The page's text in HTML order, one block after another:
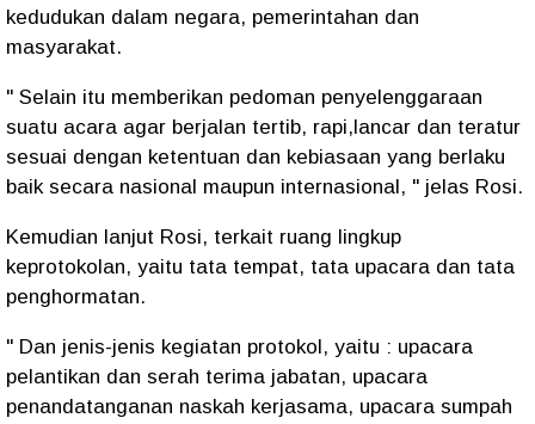
kedudukan dalam negara, pemerintahan dan
masyarakat.
" Selain itu memberikan pedoman penyelenggaraan
suatu acara agar berjalan tertib, rapi,lancar dan teratur
sesuai dengan ketentuan dan kebiasaan yang berlaku
baik secara nasional maupun internasional, " jelas Rosi.
Kemudian lanjut Rosi, terkait ruang lingkup
keprotokolan, yaitu tata tempat, tata upacara dan tata
penghormatan.
" Dan jenis-jenis kegiatan protokol, yaitu : upacara
pelantikan dan serah terima jabatan, upacara
penandatanganan naskah kerjasama, upacara sumpah